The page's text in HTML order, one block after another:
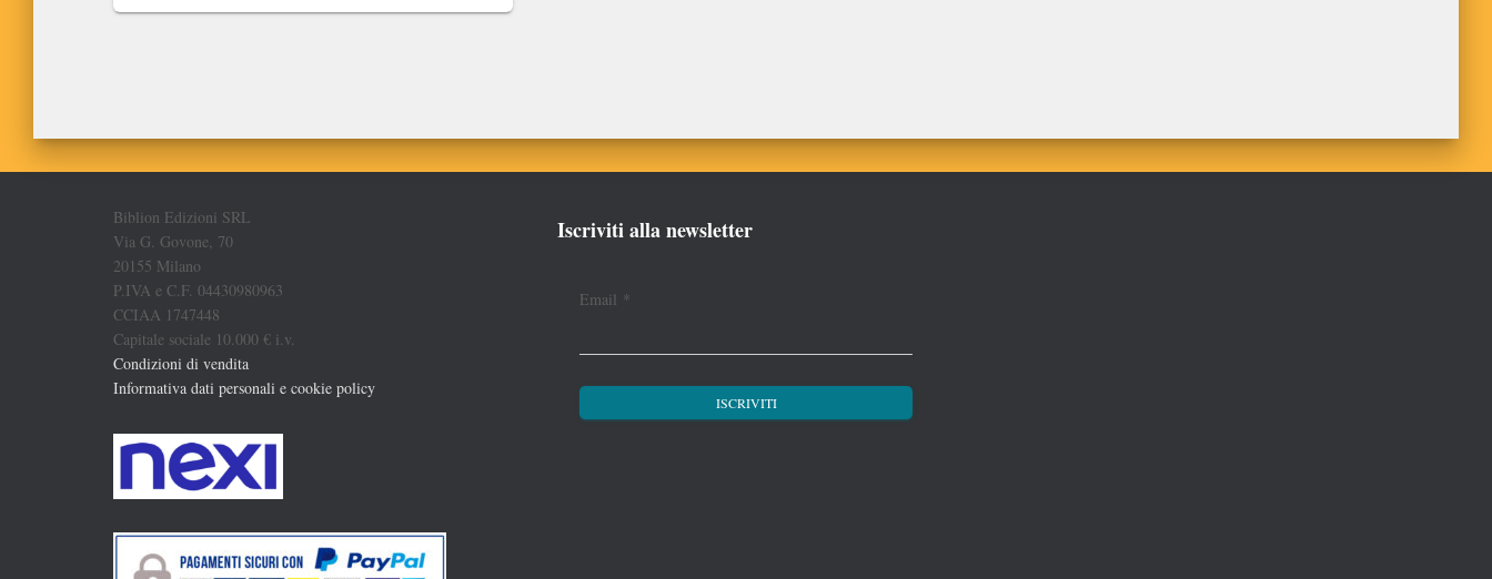
originaleattuale
Biblion Edizioni SRL
Via G. Govone, 70
20155 Milano
P.IVA e C.F. 04430980963
CCIAA 1747448
Capitale sociale 10.000 € i.v.
Condizioni di vendita
Informativa dati personali e cookie policy
Iscriviti alla newsletter
Email *